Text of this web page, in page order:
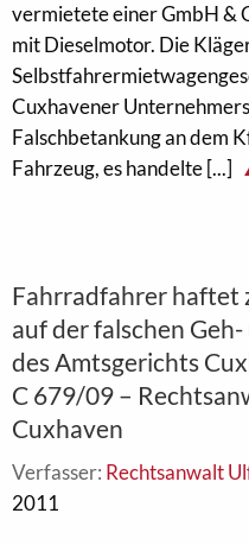
vermietete einer GmbH &
mit Dieselmotor. Die
Cuxhavener
Falschbetankung an dem
Fahrzeug, es handelte [...]
Fahrradfahrer haftet
auf der falschen
des Amtsgerichts
C 679/09 –
Cuxhaven
Verfasser: Rechtsanwalt
2011